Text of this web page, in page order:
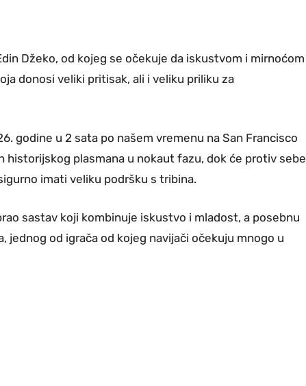
Džeko, od kojeg se očekuje da iskustvom i mirnoćom
donosi veliki pritisak, ali i veliku priliku za
godine u 2 sata po našem vremenu na San Francisco
historijskog plasmana u nokaut fazu, dok će protiv sebe
imati veliku podršku s tribina.
sastav koji kombinuje iskustvo i mladost, a posebnu
jednog od igrača od kojeg navijači očekuju mnogo u